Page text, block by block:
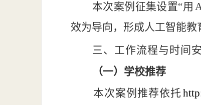
本次案例征集设置“用
效为导向， 形成人工智能教
三、工作流程与时间
（一）学校推荐
本次案例推荐依托 http